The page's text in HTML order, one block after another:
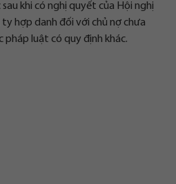
khi có nghị quyết của Hội nghị
hợp danh đối với chủ nợ chưa
luật có quy định khác.